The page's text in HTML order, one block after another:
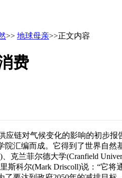
>> 地球母亲>>正文内容
费
应链对气候变化的影响的初
汇编而成。它得到了世界自
兰菲尔德大学(Cranfield
斯科尔(Mark Driscoll)说：“它